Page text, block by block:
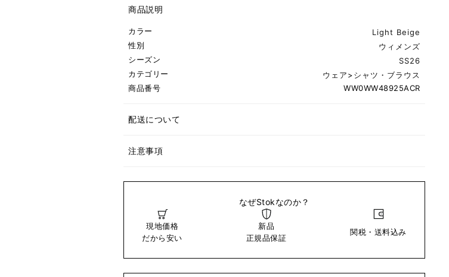
商品説明
カラー
Light Beige
性別
ウィメンズ
シーズン
SS26
カテゴリー
ウェア>シャツ・ブラウス
商品番号
WW0WW48925ACR
配送について
注意事項
なぜStokなのか？
現地価格
だから安い
新品
正規品保証
関税・送料込み